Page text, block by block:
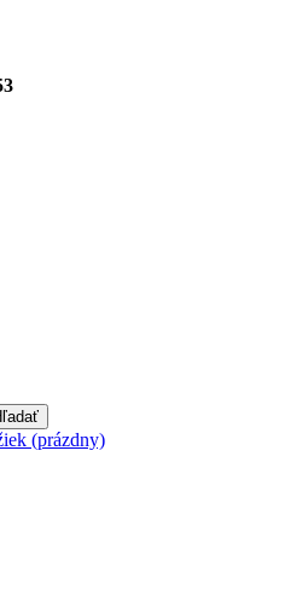
(prázdny)